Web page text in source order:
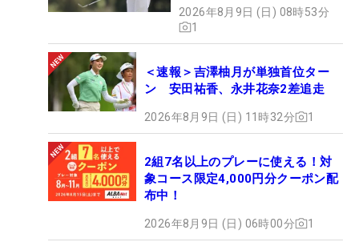
2026年8月9日 (日) 08時53分
1
＜速報＞吉澤柚月が単独首位ター
ン 安田祐香、永井花奈2差追走
2026年8月9日 (日) 11時32分 1
2組7名以上のプレーに使える！対
象コース限定4,000円分クーポン配
布中！
2026年8月9日 (日) 06時00分 1